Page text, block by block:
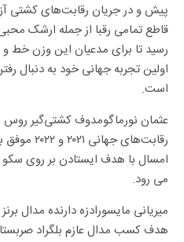
پیش و در جریان رقابت‌های کشتی
رسید تا برای مدعیان این وزن خط
اولین تجربه جهانی خود به
است.
عثمان نورماگومدوف کشتی‌گیر روس
امسال با هدف ایستادن بر روی سکو
می رود.
هدف کسب مدال عازم بلگراد